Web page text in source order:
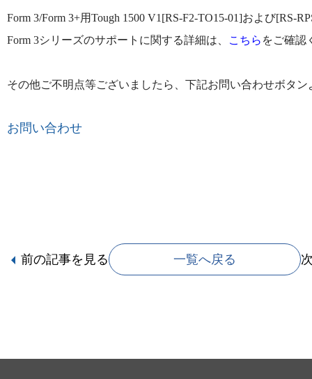
Form 3/Form 3+用Tough 1500 V1[RS-F2-TO15-01]および
Form 3シリーズのサポートに関する詳細は、
こちら をご確認
その他ご不明点等ございましたら、下記お問い合わせボタ
お問い合わせ
前の記事を見る 一覧へ戻る